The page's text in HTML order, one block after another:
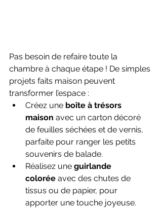
Pas besoin de refaire toute la
chambre à chaque étape ! De simples
projets faits maison peuvent
transformer l’espace :
Créez une boîte à trésors
maison avec un carton décoré
de feuilles séchées et de vernis,
parfaite pour ranger les petits
souvenirs de balade.
Réalisez une guirlande
colorée avec des chutes de
tissus ou de papier, pour
apporter une touche joyeuse.